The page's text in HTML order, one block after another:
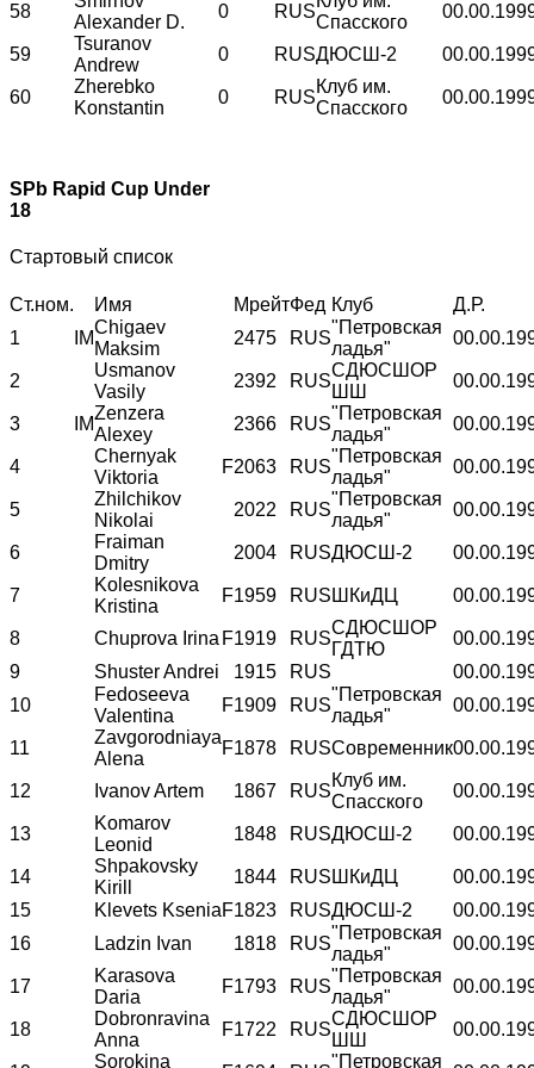
58
Alexander D.
0 RUS
Спасского
59
Tsuranov
Andrew
0 RUSДЮСШ-2
60
Zherebko
Konstantin
0 RUS
Клуб им.
Спасского
SPb Rapid Cup Under
18
Стартовый список
Ст.ном. Имя МрейтФед Клуб
Д.Р.
1
IM
Chigaev
Maksim
2475 RUS
"Петровская
ладья"
2
Usmanov
Vasily
2392 RUS
СДЮСШОР
ШШ
3 IM
Zenzera
Alexey
2366 RUS
"Петровская
ладья"
4
Chernyak
Viktoria
F2063 RUS
"Петровская
ладья"
5
Zhilchikov
Nikolai
2022 RUS
"Петровская
ладья"
6
Fraiman
Dmitry
2004 RUSДЮСШ-2
7
Kolesnikova
Kristina
F1959 RUS ШКиДЦ
8 Chuprova Irina F1919 RUS
СДЮСШОР
ГДТЮ
9
Shuster Andrei 1915 RUS
10
Fedoseeva
Valentina
F1909 RUS
"Петровская
ладья"
11
Zavgorodniaya
Alena
F1878 RUSСовременник
12 Ivanov Artem 1867 RUS
Клуб им.
Спасского
13
Komarov
Leonid
1848 RUSДЮСШ-2
14
Shpakovsky
Kirill
1844 RUS ШКиДЦ
15
Klevets KseniaF1823 RUSДЮСШ-2
16
Ladzin Ivan 1818 RUS
"Петровская
ладья"
17
Karasova
Daria
F1793 RUS
"Петровская
ладья"
18
Dobronravina
Anna
F1722 RUS
СДЮСШОР
ШШ
Sorokina "Петровская